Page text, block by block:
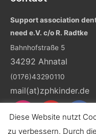
Support association
need e.V. c/o R. Radtke
Bahnhofstraße 5
34292 Ahnatal
(0176)43290110
mail(at)zphkinder.de
Diese Website nutzt
zu verbessern. Durch